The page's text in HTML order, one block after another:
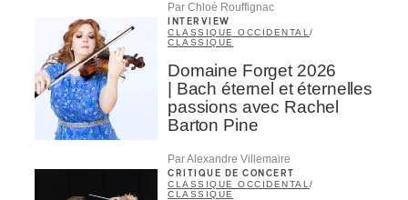
Par Chloé Rouffignac
INTERVIEW
CLASSIQUE OCCIDENTAL /
CLASSIQUE
Domaine Forget 2026
| Bach éternel et éternelles
passions avec Rachel
Barton Pine
Par Alexandre Villemaire
CRITIQUE DE CONCERT
CLASSIQUE OCCIDENTAL /
CLASSIQUE